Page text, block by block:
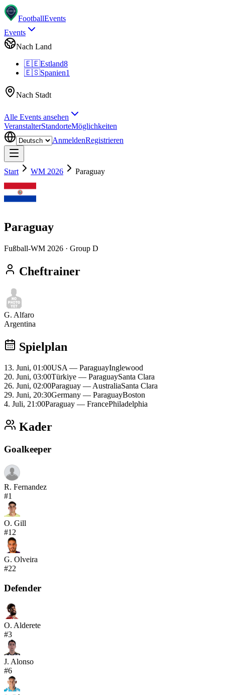
FootballEvents
Events
Nach Land
🇪🇪Estland8
🇪🇸Spanien1
Nach Stadt
Alle Events ansehen
VeranstalterStandorteMöglichkeiten
AnmeldenRegistrieren
Start WM 2026 Paraguay
Paraguay
Fußball-WM 2026 · Group D
Cheftrainer
G. Alfaro
Argentina
Spielplan
13. Juni, 01:00USA— ParaguayInglewood
20. Juni, 03:00Türkiye — ParaguaySanta Clara
26. Juni, 02:00Paraguay —AustraliaSanta Clara
29. Juni, 20:30Germany — ParaguayBoston
4. Juli, 21:00Paraguay — FrancePhiladelphia
Kader
Goalkeeper
R. Fernandez
#1
O. Gill
#12
G. Olveira
#22
Defender
O. Alderete
#3
J. Alonso
#6